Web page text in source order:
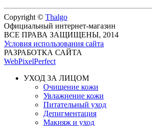
Copyright © Thalgo
Официальный интернет-магазин
ВСЕ ПРАВА ЗАЩИЩЕНЫ, 2014
Условия использования сайта
РАЗРАБОТКА САЙТА
WebPixelPerfect
УХОД ЗА ЛИЦОМ
Очищение кожи
Увлажнение кожи
Питательный уход
Депигментация
Макияж и уход